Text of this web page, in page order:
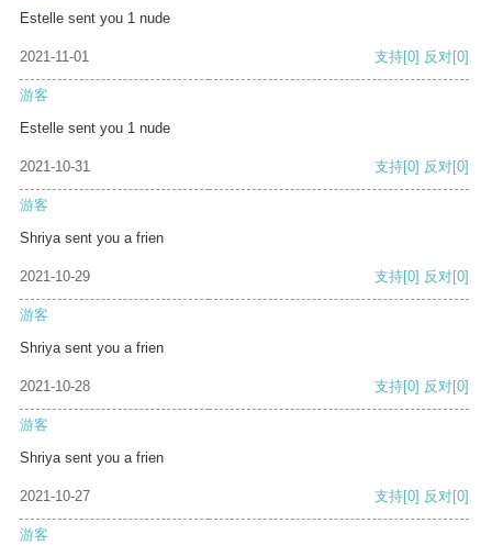
Estelle sent you 1 nude
2021-11-01 支持[0] 反对[0]
游客
Estelle sent you 1 nude
2021-10-31 支持[0] 反对[0]
游客
Shriya sent you a frien
2021-10-29 支持[0] 反对[0]
游客
Shriya sent you a frien
2021-10-28 支持[0] 反对[0]
游客
Shriya sent you a frien
2021-10-27 支持[0] 反对[0]
游客